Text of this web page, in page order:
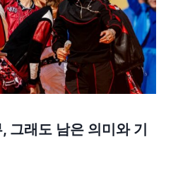
그래도 남은 의미와 기